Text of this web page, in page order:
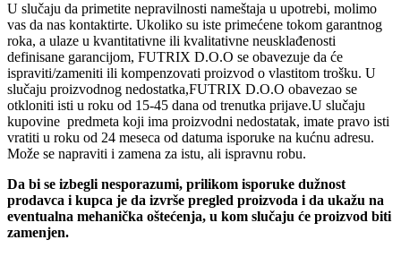
U slučaju da primetite nepravilnosti nameštaja u upotrebi, molimo
vas da nas kontaktirte. Ukoliko su iste primećene tokom garantnog
roka, a ulaze u kvantitativne ili kvalitativne neusklađenosti
definisane garancijom, FUTRIX D.O.O se obavezuje da će
ispraviti/zameniti ili kompenzovati proizvod o vlastitom trošku. U
slučaju proizvodnog nedostatka,FUTRIX D.O.O obavezao se
otkloniti isti u roku od 15-45 dana od trenutka prijave.U slučaju
kupovine predmeta koji ima proizvodni nedostatak, imate pravo isti
vratiti u roku od 24 meseca od datuma isporuke na kućnu adresu.
Može se napraviti i zamena za istu, ali ispravnu robu.
Da bi se izbegli nesporazumi, prilikom isporuke dužnost
prodavca i kupca je da izvrše pregled proizvoda i da ukažu na
eventualna mehanička oštećenja, u kom slučaju će proizvod biti
zamenjen.